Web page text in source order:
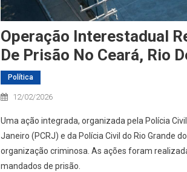
Operação Interestadual
De Prisão No Ceará, Rio
Política
12/02/2026
Uma ação integrada, organizada pela Polícia
Janeiro (PCRJ) e da Polícia Civil do Rio Grande
organização criminosa. As ações foram
mandados de prisão.